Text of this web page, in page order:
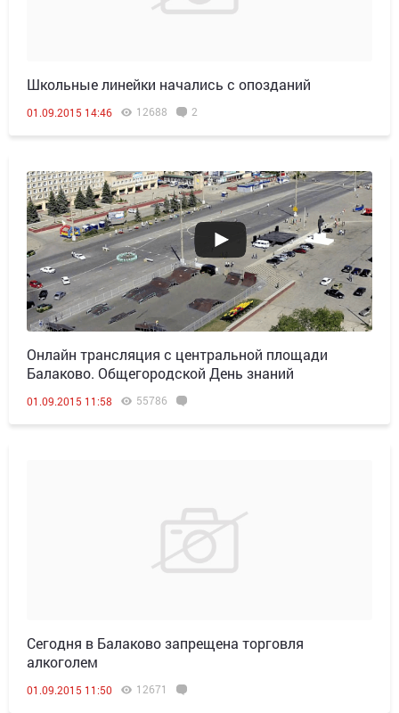
Школьные линейки начались с опозданий
01.09.2015 14:46 12688 2
Онлайн трансляция с центральной площади
Балаково. Общегородской День знаний
01.09.2015 11:58 55786
Сегодня в Балаково запрещена торговля
алкоголем
01.09.2015 11:50 12671